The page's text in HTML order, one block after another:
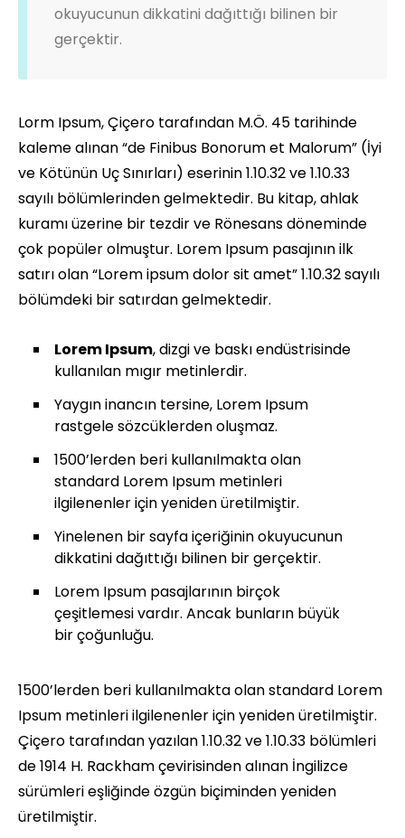
okuyucunun dikkatini dağıttığı bilinen bir
gerçektir.
Lorm Ipsum, Çiçero tarafından M.Ö. 45 tarihinde
kaleme alınan “de Finibus Bonorum et Malorum” (İyi
ve Kötünün Uç Sınırları) eserinin 1.10.32 ve 1.10.33
sayılı bölümlerinden gelmektedir. Bu kitap, ahlak
kuramı üzerine bir tezdir ve Rönesans döneminde
çok popüler olmuştur. Lorem Ipsum pasajının ilk
satırı olan “Lorem ipsum dolor sit amet” 1.10.32 sayılı
bölümdeki bir satırdan gelmektedir.
Lorem Ipsum, dizgi ve baskı endüstrisinde
kullanılan mıgır metinlerdir.
Yaygın inancın tersine, Lorem Ipsum
rastgele sözcüklerden oluşmaz.
1500’lerden beri kullanılmakta olan
standard Lorem Ipsum metinleri
ilgilenenler için yeniden üretilmiştir.
Yinelenen bir sayfa içeriğinin okuyucunun
dikkatini dağıttığı bilinen bir gerçektir.
Lorem Ipsum pasajlarının birçok
çeşitlemesi vardır. Ancak bunların büyük
bir çoğunluğu.
1500’lerden beri kullanılmakta olan standard Lorem
Ipsum metinleri ilgilenenler için yeniden üretilmiştir.
Çiçero tarafından yazılan 1.10.32 ve 1.10.33 bölümleri
de 1914 H. Rackham çevirisinden alınan İngilizce
sürümleri eşliğinde özgün biçiminden yeniden
üretilmiştir.